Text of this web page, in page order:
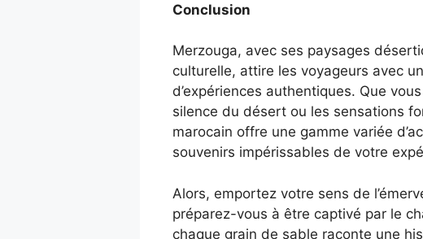
Conclusion
Merzouga, avec ses paysages
culturelle, attire les voyageurs avec
d’expériences authentiques. Que
silence du désert ou les sensations
marocain offre une gamme variée
souvenirs impérissables de votre
Alors, emportez votre sens de
préparez-vous à être captivé par le
chaque grain de sable raconte une